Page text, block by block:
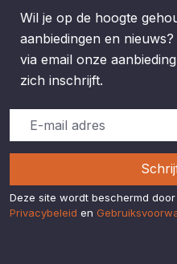
Wil je op de hoogte
aanbiedingen en
via email onze
zich inschrijft.
Deze site wordt beschermd
Privacybeleid en